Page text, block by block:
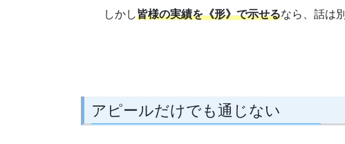
しかし皆様の実績を《形》で示せるなら、話は
アピールだけでも通じない